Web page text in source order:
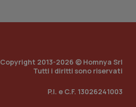
Copyright 2013-2026 © Homnya Srl
Tutti i diritti sono riservati
P.I. e C.F. 13026241003